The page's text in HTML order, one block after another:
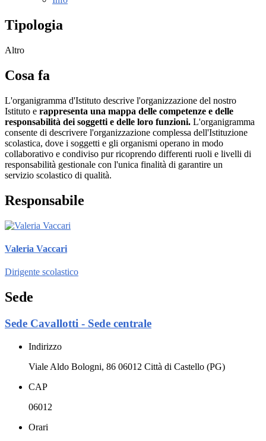
Tipologia
Altro
Cosa fa
L'organigramma d'Istituto descrive l'organizzazione del nostro
Istituto e rappresenta una mappa delle competenze e delle
responsabilità dei soggetti e delle loro funzioni. L'organigramma
consente di descrivere l'organizzazione complessa dell'Istituzione
scolastica, dove i soggetti e gli organismi operano in modo
collaborativo e condiviso pur ricoprendo differenti ruoli e livelli di
responsabilità gestionale con l'unica finalità di garantire un
servizio scolastico di qualità.
Responsabile
Valeria Vaccari
Dirigente scolastico
Sede
Sede Cavallotti - Sede centrale
Indirizzo
Viale Aldo Bologni, 86 06012 Città di Castello (PG)
CAP
06012
Orari